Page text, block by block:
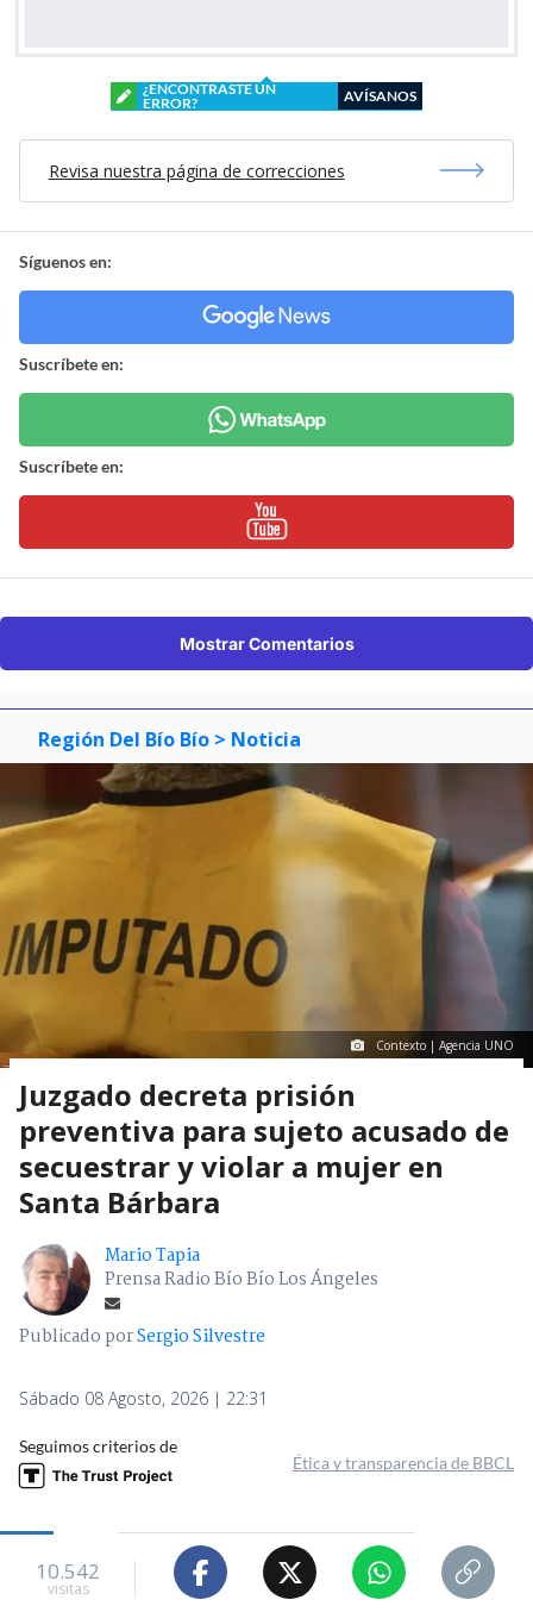
¿ENCONTRASTE UN
ERROR?
AVÍSANOS
Revisa nuestra página de correcciones
Síguenos en:
Suscríbete en:
Suscríbete en:
Mostrar Comentarios
Región Del Bío Bío > Noticia
Contexto | Agencia UNO
Juzgado decreta prisión
preventiva para sujeto acusado de
secuestrar y violar a mujer en
Santa Bárbara
Mario Tapia
Prensa Radio Bío Bío Los Ángeles
Publicado porSergio Silvestre
Sábado 08 Agosto, 2026 | 22:31
Seguimos criterios de
Ética y transparencia de BBCL
10.542
visitas